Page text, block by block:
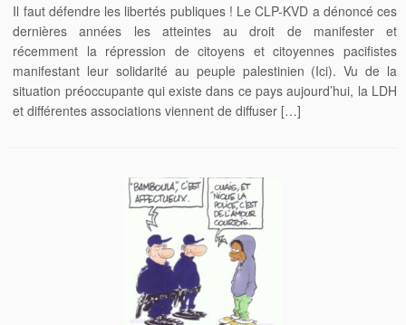
Il faut défendre les libertés publiques ! Le CLP-KVD a dénoncé ces
dernières années les atteintes au droit de manifester et
récemment la répression de citoyens et citoyennes pacifistes
manifestant leur solidarité au peuple palestinien (Ici). Vu de la
situation préoccupante qui existe dans ce pays aujourd’hui, la LDH
et différentes associations viennent de diffuser […]